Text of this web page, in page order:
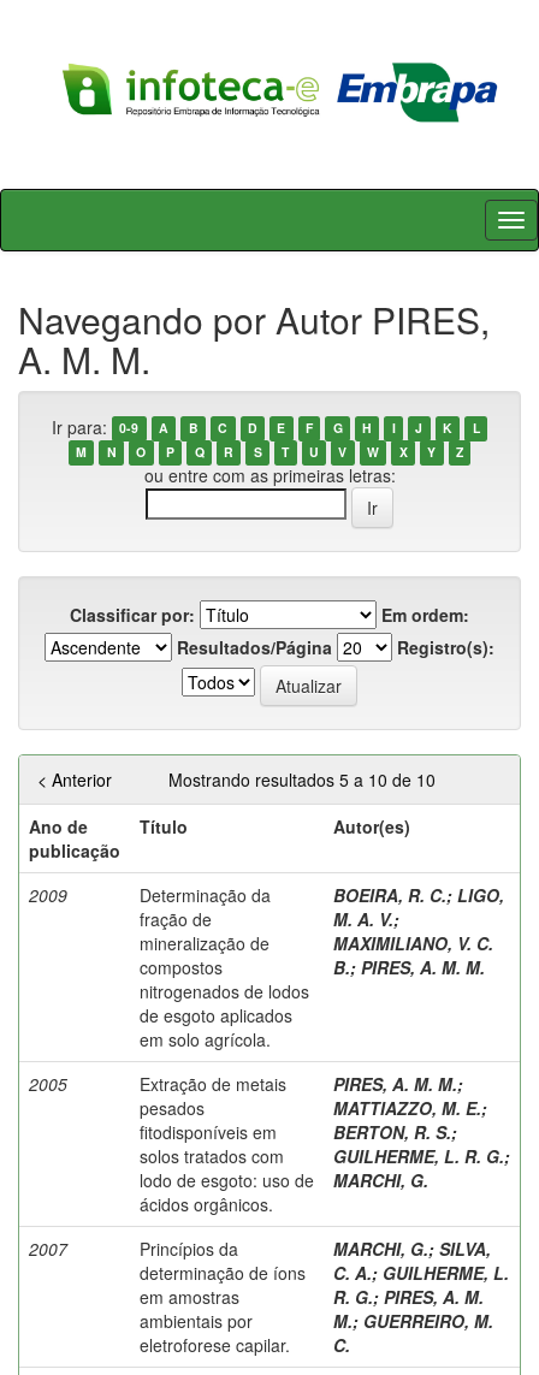
Skip
Navegando por Autor PIRES,
A. M. M.
Ir para: 0-9 A B C D E F G H I J K
L
M
N O P Q R S T U V W X Y Z
ou entre com as primeiras letras:
Classificar por:
Em ordem:
Resultados/Página
Registro(s):
Mostrando resultados 5 a 10 de 10
< Anterior
Ano de
publicação
Título Autor(es)
2009
Determinação da
fração de
mineralização de
compostos
nitrogenados de lodos
de esgoto aplicados
em solo agrícola.
BOEIRA, R. C.; LIGO,
M. A. V.;
MAXIMILIANO, V. C.
B.; PIRES, A. M. M.
2005
Extração de metais
pesados
fitodisponíveis em
solos tratados com
lodo de esgoto: uso de
ácidos orgânicos.
PIRES, A. M. M.;
MATTIAZZO, M. E.;
BERTON, R. S.;
GUILHERME, L. R. G.;
MARCHI, G.
2007
Princípios da
determinação de íons
em amostras
ambientais por
eletroforese capilar.
MARCHI, G.; SILVA,
C. A.; GUILHERME, L.
R. G.; PIRES, A. M.
M.; GUERREIRO, M.
C.